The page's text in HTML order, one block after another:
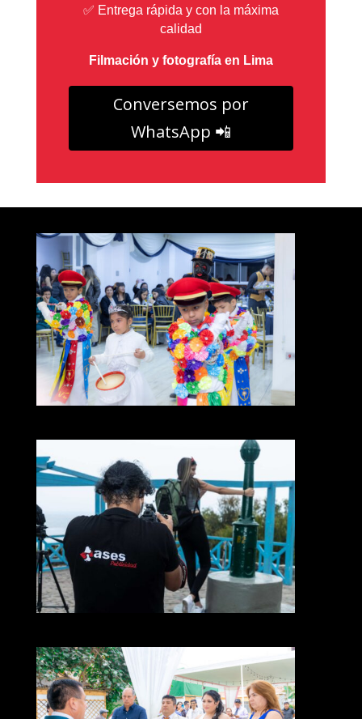
✅ Entrega rápida y con la máxima
calidad
Filmación y fotografía en Lima
Conversemos por
WhatsApp 📲